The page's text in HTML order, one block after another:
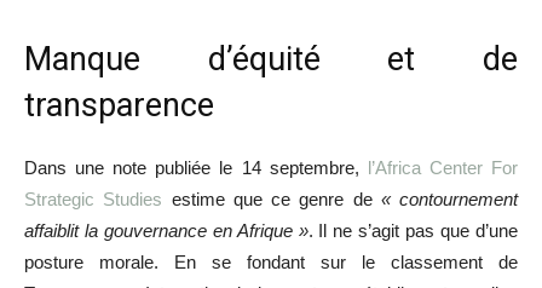
Manque d’équité et de
transparence
Dans une note publiée le 14 septembre, l’Africa Center For
Strategic Studies estime que ce genre de « contournement
affaiblit la gouvernance en Afrique ». Il ne s’agit pas que d’une
posture morale. En se fondant sur le classement de